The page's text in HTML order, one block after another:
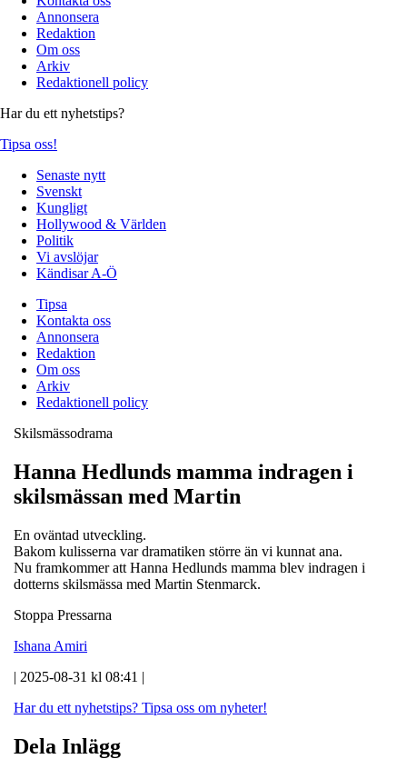
Annonsera
Redaktion
Om oss
Arkiv
Redaktionell policy
Har du ett nyhetstips?
Tipsa oss!
Senaste nytt
Svenskt
Kungligt
Hollywood & Världen
Politik
Vi avslöjar
Kändisar A-Ö
Tipsa
Kontakta oss
Annonsera
Redaktion
Om oss
Arkiv
Redaktionell policy
Skilsmässodrama
Hanna Hedlunds mamma indragen i
skilsmässan med Martin
En oväntad utveckling.
Bakom kulisserna var dramatiken större än vi kunnat ana.
Nu framkommer att Hanna Hedlunds mamma blev indragen i
dotterns skilsmässa med Martin Stenmarck.
Stoppa Pressarna
Ishana Amiri
| 2025-08-31 kl 08:41 |
Har du ett nyhetstips? Tipsa oss om nyheter!
Dela Inlägg